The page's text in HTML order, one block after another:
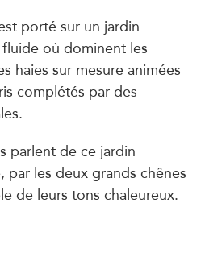
porté sur un jardin
où dominent les
haies sur mesure animées
complétés par des
parlent de ce jardin
par les deux grands chênes
de leurs tons chaleureux.